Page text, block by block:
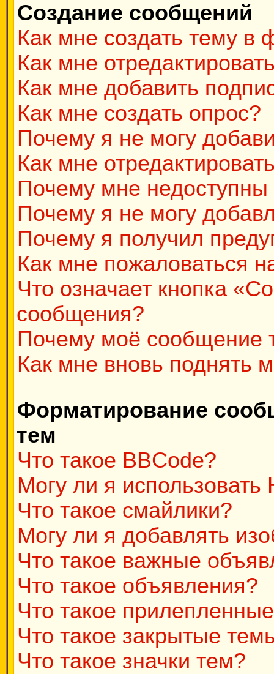
Создание сообщений
Как мне создать тему в
Как мне
Как мне добавить
Как мне создать опрос?
Почему я не могу
Как мне
Почему мне
Почему я не могу
Почему я получил
Как мне пожаловаться
Что означает кнопка
сообщения?
Почему моё сообщение
Как мне вновь поднять
Форматирование
тем
Что такое BBCode?
Могу ли я использовать
Что такое смайлики?
Могу ли я добавлять
Что такое важные
Что такое объявления?
Что такое
Что такое закрытые
Что такое значки тем?